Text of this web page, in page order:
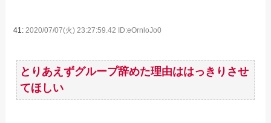
41: 2020/07/07(火) 23:27:59.42 ID:eOrnloJo0
とりあえずグループ辞めた理由ははっきりさせ
てほしい